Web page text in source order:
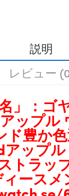
説明
レビュー
」： ゴ
ップル
ド豊か
ップル
トラッ
ースメ